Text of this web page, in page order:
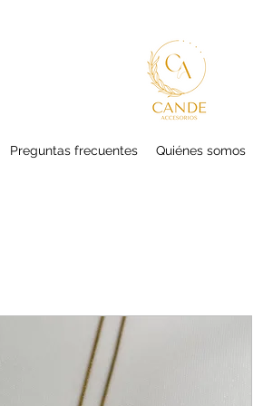
Preguntas frecuentes Quiénes somos